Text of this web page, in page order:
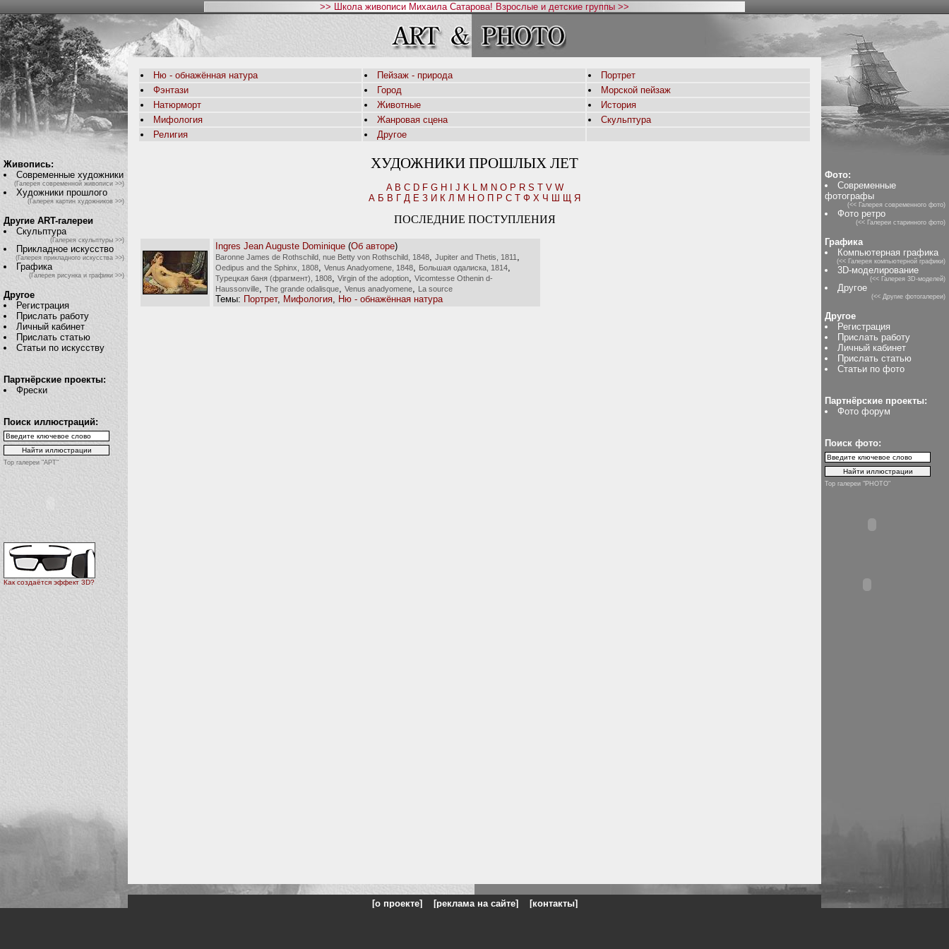
>> Школа живописи Михаила Сатарова! Взрослые и детские группы >>
Живопись:
Современные художники
(Галерея современной живописи >>)
Художники прошлого
(Галерея картин художников >>)
Другие ART-галереи
Скульптура
(Галерея скульптуры >>)
Прикладное искусство
(Галерея прикладного искусства >>)
Графика
(Галерея рисунка и графики >>)
Другое
Регистрация
Прислать работу
Личный кабинет
Прислать статью
Статьи по искусству
Партнёрские проекты:
Фрески
Поиск иллюстраций:
Top галереи "АРТ"
Как создаётся эффект 3D?
Ню - обнажённая натура Пейзаж - природа
Портрет
Фэнтази
Город
Морской пейзаж
Натюрморт
Животные
История
Мифология
Жанровая сцена
Скульптура
Религия
Другое
ХУДОЖНИКИ ПРОШЛЫХ ЛЕТ
A B C D F G H J K L M N O P R S T V W
А Б В Г Д Е З И К Л М Н О П Р С Т Ф Х Ч Ш Щ Я
ПОСЛЕДНИЕ ПОСТУПЛЕНИЯ
Ingres Jean Auguste Dominique (Об авторе)
Baronne James de Rothschild, nue Betty von Rothschild, 1848 Jupiter and Thetis, 1811
Oedipus and the Sphinx, 1808 Venus Anadyomene, 1848 Большая одалиска, 1814
Турецкая баня (фрагмент), 1808 Virgin of the adoption
Vicomtesse Othenin d-
Haussonville
The grande odalisque Venus anadyomene La source
Темы: Портрет, Мифология Ню - обнажённая натура
Фото:
Современные
фотографы
(<< Галерея современного фото)
Фото ретро
(<< Галереи старинного фото)
Графика
Компьютерная графика
(<< Галерея компьютерной графики)
3D-моделирование
(<< Галерея 3D-моделей)
Другое
(<< Другие фотогалереи)
Другое
Регистрация
Прислать работу
Личный кабинет
Прислать статью
Статьи по фото
Партнёрские проекты:
Фото форум
Поиск фото:
Top галереи "PHOTO"
[о проекте] [реклама на сайте] [контакты]